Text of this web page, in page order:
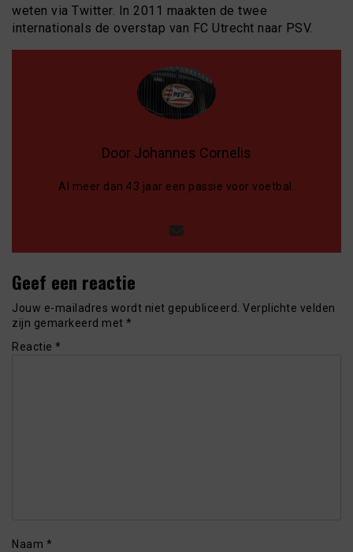
weten via Twitter. In 2011 maakten de twee
internationals de overstap van FC Utrecht naar PSV.
Door Johannes Cornelis
Al meer dan 43 jaar een passie voor voetbal.
Geef een reactie
Jouw e-mailadres wordt niet gepubliceerd. Verplichte velden
zijn gemarkeerd met *
Reactie *
Naam *